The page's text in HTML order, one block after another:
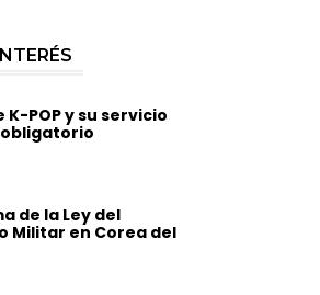
K-POP y su servicio
de la Ley del
Militar en Corea del